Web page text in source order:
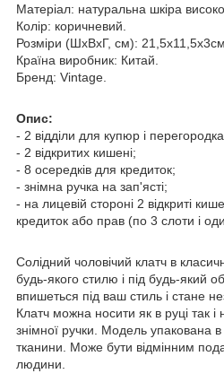
Матеріал: натуральна шкіра
Колір: коричневий.
Розміри (ШхВхГ, см): 21,5х11,5х3см.
Країна виробник: Китай.
Бренд: Vintage.
Опис:
- 2 відділи для купюр і
- 2 відкритих кишені;
- 8 осередків для кредиток;
- знімна ручка на зап'ясті;
- на лицевій стороні 2 відкриті
кредиток або прав (по 3 слоти і
Солідний чоловічий клатч в
будь-якого стилю і під будь-який
впишеться під ваш стиль і стане
Клатч можна носити як в руці так
знімної ручки. Модель упакована
тканини. Може бути відмінним
людини.